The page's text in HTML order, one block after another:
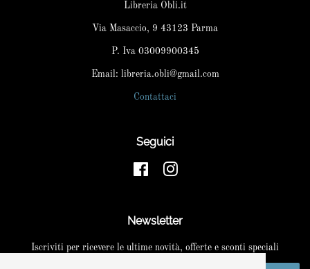
Libreria Obli.it
Via Masaccio, 9 43123 Parma
P. Iva 03009900345
Email: libreria.obli@gmail.com
Contattaci
Seguici
FacebookInstagram
Newsletter
Iscriviti per ricevere le ultime novità, offerte e sconti speciali